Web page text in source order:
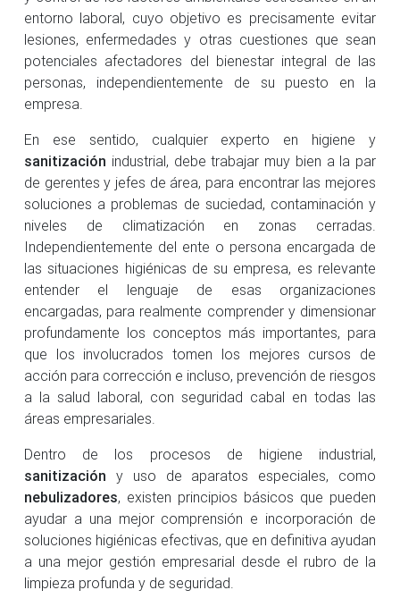
entorno laboral, cuyo objetivo es precisamente evitar
lesiones, enfermedades y otras cuestiones que sean
potenciales afectadores del bienestar integral de las
personas, independientemente de su puesto en la
empresa.
En ese sentido, cualquier experto en higiene y
sanitización industrial, debe trabajar muy bien a la par
de gerentes y jefes de área, para encontrar las mejores
soluciones a problemas de suciedad, contaminación y
niveles de climatización en zonas cerradas.
Independientemente del ente o persona encargada de
las situaciones higiénicas de su empresa, es relevante
entender el lenguaje de esas organizaciones
encargadas, para realmente comprender y dimensionar
profundamente los conceptos más importantes, para
que los involucrados tomen los mejores cursos de
acción para corrección e incluso, prevención de riesgos
a la salud laboral, con seguridad cabal en todas las
áreas empresariales.
Dentro de los procesos de higiene industrial,
sanitización y uso de aparatos especiales, como
nebulizadores, existen principios básicos que pueden
ayudar a una mejor comprensión e incorporación de
soluciones higiénicas efectivas, que en definitiva ayudan
a una mejor gestión empresarial desde el rubro de la
limpieza profunda y de seguridad.